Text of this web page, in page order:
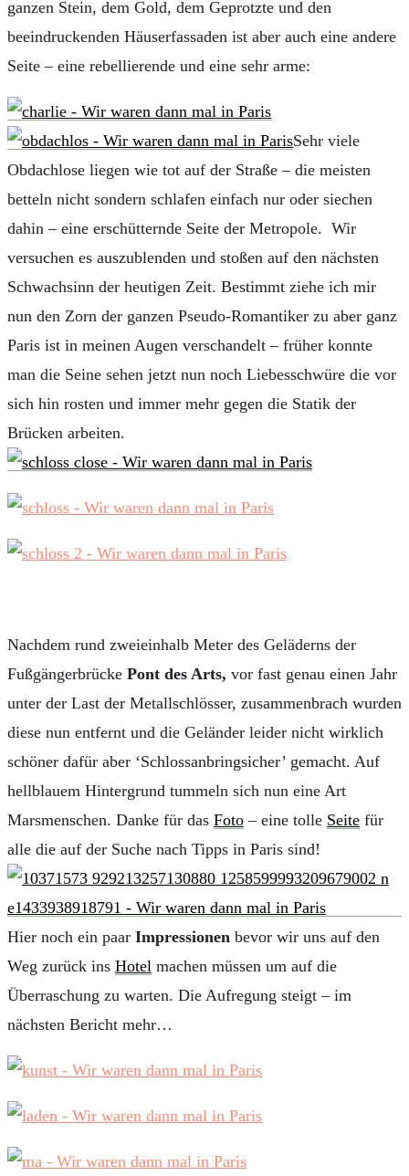
ganzen Stein, dem Gold, dem Geprotzte und den
beeindruckenden Häuserfassaden ist aber auch eine andere
Seite – eine rebellierende und eine sehr arme:
Sehr viele
Obdachlose liegen wie tot auf der Straße – die meisten
betteln nicht sondern schlafen einfach nur oder siechen
dahin – eine erschütternde Seite der Metropole. Wir
versuchen es auszublenden und stoßen auf den nächsten
Schwachsinn der heutigen Zeit. Bestimmt ziehe ich mir
nun den Zorn der ganzen Pseudo-Romantiker zu aber ganz
Paris ist in meinen Augen verschandelt – früher konnte
man die Seine sehen jetzt nun noch Liebesschwüre die vor
sich hin rosten und immer mehr gegen die Statik der
Brücken arbeiten.
Nachdem rund zweieinhalb Meter des Geläderns der
Fußgängerbrücke Pont des Arts, vor fast genau einen Jahr
unter der Last der Metallschlösser, zusammenbrach wurden
diese nun entfernt und die Geländer leider nicht wirklich
schöner dafür aber ‘Schlossanbringsicher’ gemacht. Auf
hellblauem Hintergrund tummeln sich nun eine Art
Marsmenschen. Danke für das Foto – eine tolle Seite für
alle die auf der Suche nach Tipps in Paris sind!
Hier noch ein paar Impressionen bevor wir uns auf den
Weg zurück ins Hotel machen müssen um auf die
Überraschung zu warten. Die Aufregung steigt – im
nächsten Bericht mehr…